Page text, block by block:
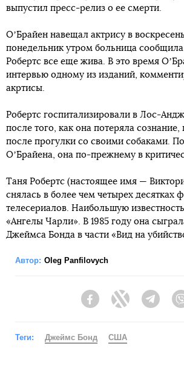
выпустил пресс-релиз о ее смерти.
ОʼБрайен навещал актрису в
понедельник утром больница
Робертс все еще жива. В это время
интервью одному из изданий,
акртисы.
Робертс госпитализировали в Лос-
после того, как она потеряла
после прогулки со своими собаками.
ОʼБрайена, она по-прежнему в
Таня Робертс (настоящее имя —
снялась в более чем четырех десятках
телесериалов. Наибольшую
«Ангелы Чарли». В 1985 году она
Джеймса Бонда в части «Вид на
Автор: Oleg Panfilovych
FacebookTwitter
Теги: Джеймс Бонд США